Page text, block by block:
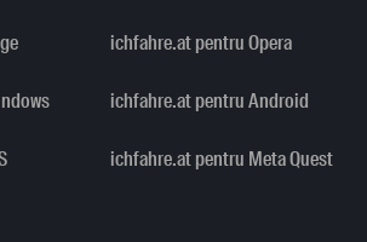
ichfahre.at pentru Opera
ichfahre.at pentru Android
ichfahre.at pentru Meta Quest